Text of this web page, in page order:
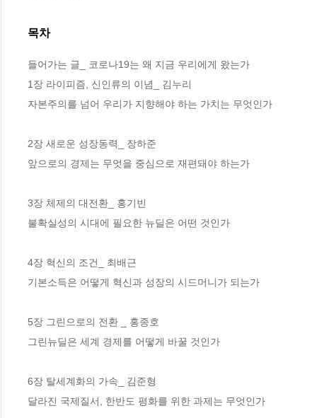
목차
들어가는 글_ 코로나19는 왜 지금 우리에게 왔는가
1장 라이피즘, 신인류의 이념_ 김누리
자본주의를 넘어 우리가 지향해야 하는 가치는 무엇인가
2장 새로운 성장동력_ 장하준
앞으로의 경제는 무엇을 중심으로 재편돼야 하는가
3장 체제의 대전환_ 홍기빈
불확실성의 시대에 필요한 뉴딜은 어떤 것인가
4장 혁신의 조건_ 최배근
기본소득은 어떻게 혁신과 성장의 시드머니가 되는가
5장 그린으로의 전환 _ 홍종호
그린뉴딜은 세계 경제를 어떻게 바꿀 것인가
6장 탈세계화의 가속_ 김준형
달라진 국제질서, 한반도 평화를 위한 과제는 무엇인가